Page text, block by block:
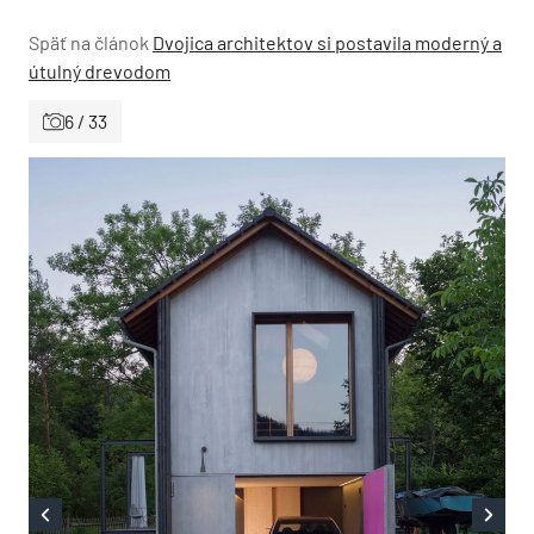
Späť na článok Dvojica architektov si postavila moderný a
útulný drevodom
6 / 33